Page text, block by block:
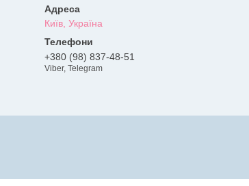
Київ, Україна
+380 (98) 837-48-51
Viber, Telegram